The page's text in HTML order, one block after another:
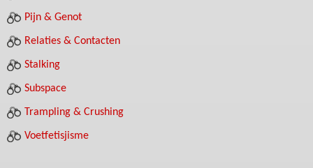
Pijn & Genot
Relaties & Contacten
Stalking
Subspace
Trampling & Crushing
Voetfetisjisme